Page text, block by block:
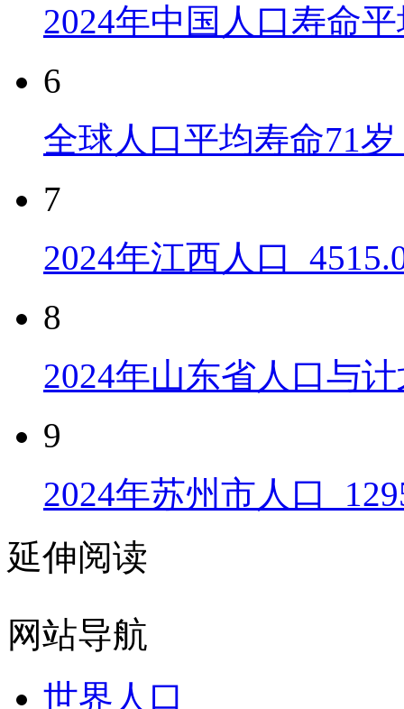
2024年中国人口寿命
6
全球人口平均寿命71
7
2024年江西人口
8
2024年山东省人口与
9
2024年苏州市人口
延伸阅读
网站导航
世界人口